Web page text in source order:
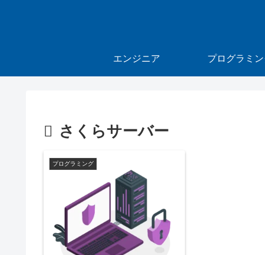
エンジニア プログラミ
さくらサーバー
プログラミング